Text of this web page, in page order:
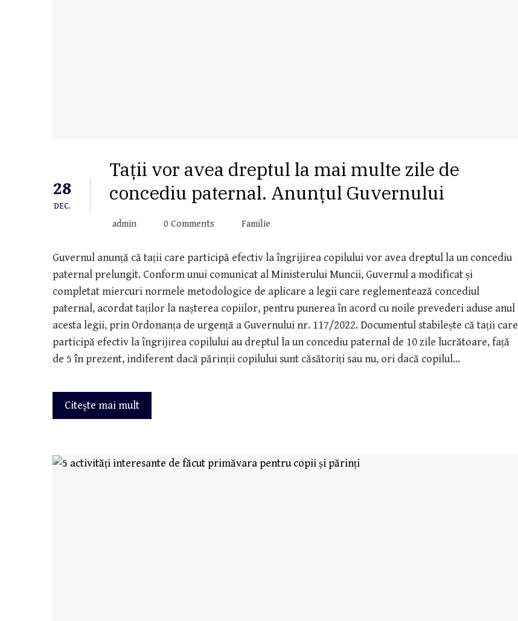
28
DEC.
Tații vor avea dreptul la mai multe zile de
concediu paternal. Anunțul Guvernului
admin 0 Comments Familie
Guvernul anunță că tații care participă efectiv la îngrijirea copilului vor avea dreptul la un concediu
paternal prelungit. Conform unui comunicat al Ministerului Muncii, Guvernul a modificat și
completat miercuri normele metodologice de aplicare a legii care reglementează concediul
paternal, acordat taților la nașterea copiilor, pentru punerea în acord cu noile prevederi aduse anul
acesta legii, prin Ordonanța de urgență a Guvernului nr. 117/2022. Documentul stabilește că tații care
participă efectiv la îngrijirea copilului au dreptul la un concediu paternal de 10 zile lucrătoare, față
de 5 în prezent, indiferent dacă părinții copilului sunt căsătoriți sau nu, ori dacă copilul…
Citeşte mai mult